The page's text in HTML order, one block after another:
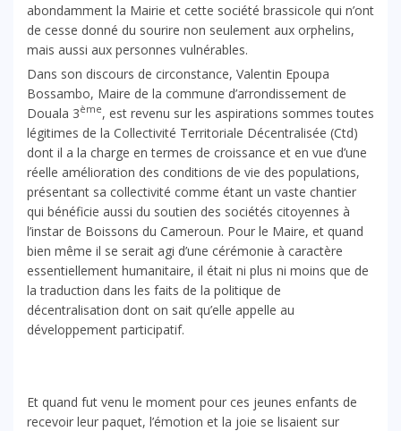
abondamment la Mairie et cette société brassicole qui n’ont
de cesse donné du sourire non seulement aux orphelins,
mais aussi aux personnes vulnérables.
Dans son discours de circonstance, Valentin Epoupa
Bossambo, Maire de la commune d’arrondissement de
Douala 3ème, est revenu sur les aspirations sommes toutes
légitimes de la Collectivité Territoriale Décentralisée (Ctd)
dont il a la charge en termes de croissance et en vue d’une
réelle amélioration des conditions de vie des populations,
présentant sa collectivité comme étant un vaste chantier
qui bénéficie aussi du soutien des sociétés citoyennes à
l’instar de Boissons du Cameroun. Pour le Maire, et quand
bien même il se serait agi d’une cérémonie à caractère
essentiellement humanitaire, il était ni plus ni moins que de
la traduction dans les faits de la politique de
décentralisation dont on sait qu’elle appelle au
développement participatif.
Et quand fut venu le moment pour ces jeunes enfants de
recevoir leur paquet, l’émotion et la joie se lisaient sur